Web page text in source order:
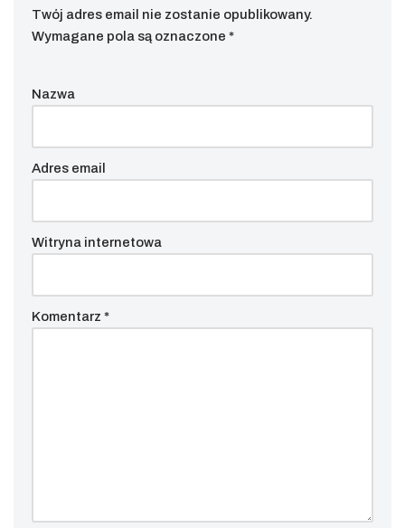
Twój adres email nie zostanie opublikowany.
Wymagane pola są oznaczone *
Nazwa
Adres email
Witryna internetowa
Komentarz *